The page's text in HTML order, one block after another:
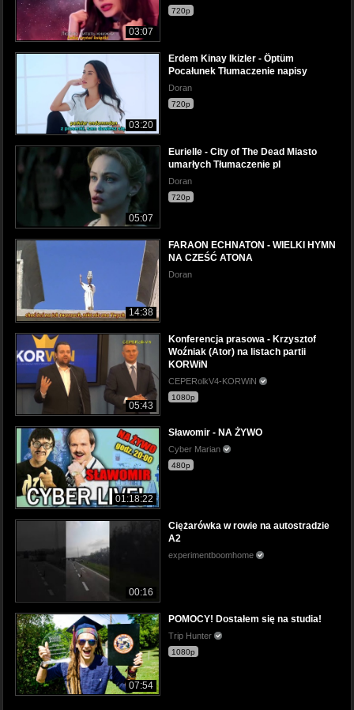
03:07
720p
03:20
Erdem Kinay Ikizler - Öptüm
Pocałunek Tłumaczenie napisy
Doran
720p
05:07
Eurielle - City of The Dead Miasto
umarłych Tłumaczenie pl
Doran
720p
14:38
FARAON ECHNATON - WIELKI HYMN
NA CZEŚĆ ATONA
Doran
05:43
Konferencja prasowa - Krzysztof
Woźniak (Ator) na listach partii
KORWiN
CEPERolkV4-KORWiN
1080p
01:18:22
Sławomir - NA ŻYWO
Cyber Marian
480p
00:16
Ciężarówka w rowie na autostradzie
A2
experimentboomhome
07:54
POMOCY! Dostałem się na studia!
Trip Hunter
1080p